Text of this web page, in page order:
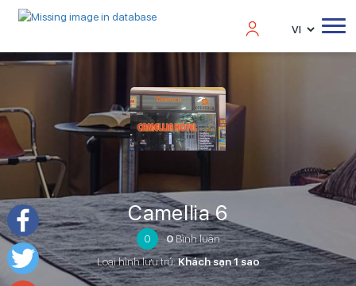
Facebook
Camellia 6
0 0Bình luận
Loại hình lưu trú:Khách sạn 1 sao